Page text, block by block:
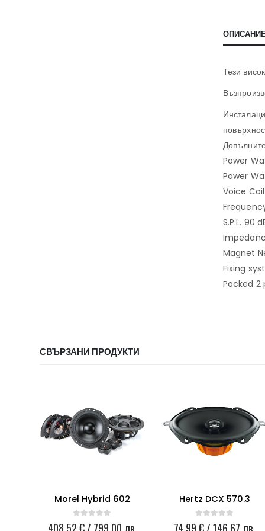
Тези
Power
Power
Voice
S.P.L. 90
Magnet
Fixing
Packed 2
СВЪРЗАНИ ПРОДУКТИ
Morel Hybrid 602
0 out of 5
Hertz DCX 570.3
0 out of 5